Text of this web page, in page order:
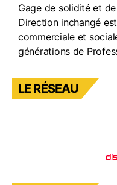
Gage de solidité et
Direction inchangé
commerciale et
générations de
LE RÉSEAU